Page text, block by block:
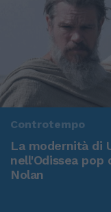
Controtempo
La modernità di
nell'Odissea pop
Nolan